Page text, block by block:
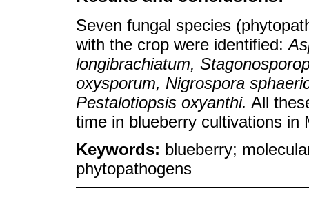
Seven fungal species
with the crop were identified:
longibrachiatum,
oxysporum, Nigrospora
Pestalotiopsis oxyanthi. All
time in blueberry cultivations in
Keywords: blueberry;
phytopathogens